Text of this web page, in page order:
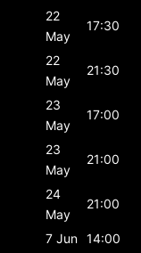
22
May
17:30
22
May
21:30
23
May
17:00
23
May
21:00
24
May
21:00
7 Jun 14:00